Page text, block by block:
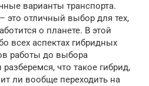
варианты транспорта.
это отличный выбор для тех,
о планете. В этой
всех аспектах гибридных
работы до выбора
что такое гибрид,
ли вообще переходить на